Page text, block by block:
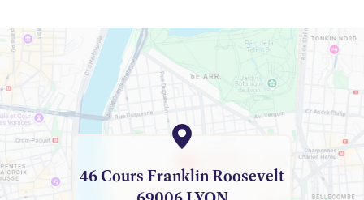
46 Cours Franklin Roosevelt